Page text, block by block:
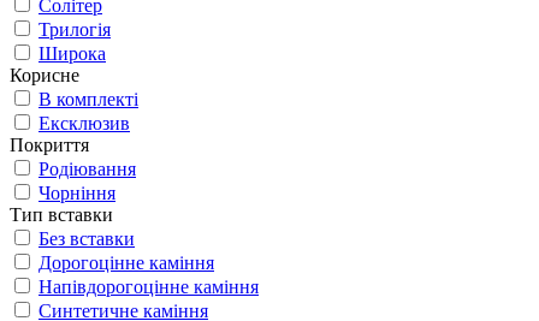
Солітер
Трилогія
Широка
Корисне
В комплекті
Ексклюзив
Покриття
Родіювання
Чорніння
Тип вставки
Без вставки
Дорогоцінне каміння
Напівдорогоцінне каміння
Синтетичне каміння